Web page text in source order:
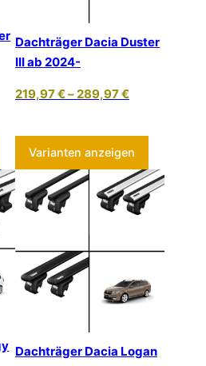
Dieses Produkt weist mehrere
Dachträger Dacia Duster
III ab 2024-
219,97€–289,97€
Varianten anzeigen
Dachträger Dacia Logan